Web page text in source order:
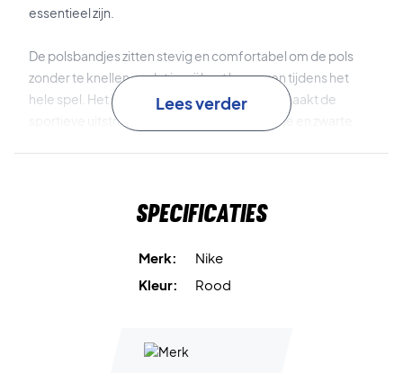
essentieel zijn.
De polsbandjes zitten stevig en comfortabel om de pols
zonder te knellen, zodat je vrij kunt bewegen tijdens het
hele spel. Het iconische Nike Swoosh-logo maakt de
sportieve uitstraling compleet, terwijl de rode en zwarte
Speel met focus en stijl – kies de Nike Swoosh Classic
Lees verder
Specificaties
Merk:
Nike
Kleur:
Rood